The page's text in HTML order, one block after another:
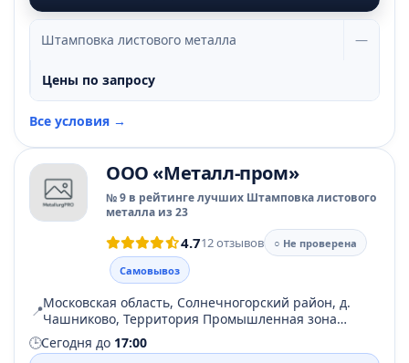
Штамповка листового металла —
Цены по запросу
Все условия →
ООО «Металл-пром»
№ 9 в рейтинге лучших Штамповка листового
металла из 23
4.712 отзывов
○ Не проверена
Самовывоз
📍Московская область, Солнечногорский район, д.
Чашниково, Территория Промышленная зона
Чашниково, стр. 1
🕒Сегодня до 17:00